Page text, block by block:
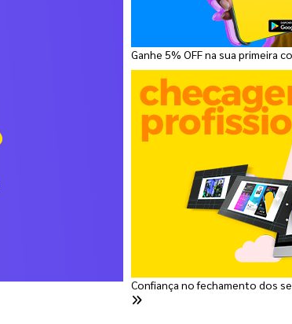
Ganhe 5% OFF na sua primeira
Confiança no fechamento dos